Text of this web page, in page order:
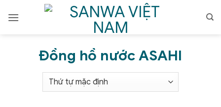
qua
Đồng hồ nước ASAHI